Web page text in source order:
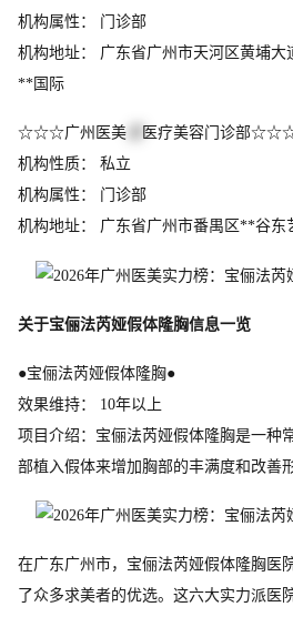
机构属性： 门诊部
机构地址： 广东省广州市天河区黄埔大
**国际
☆☆☆广州医美
医疗美容门诊部
机构性质： 私立
机构属性： 门诊部
机构地址： 广东省广州市番禺区**谷东
关于宝俪法芮娅假体隆胸信息一览
●宝俪法芮娅假体隆胸●
效果维持： 10年以上
项目介绍：宝俪法芮娅假体隆胸是一种
部植入假体来增加胸部的丰满度和改善形
在广东广州市，宝俪法芮娅假体隆胸医
了众多求美者的优选。这六大实力派医